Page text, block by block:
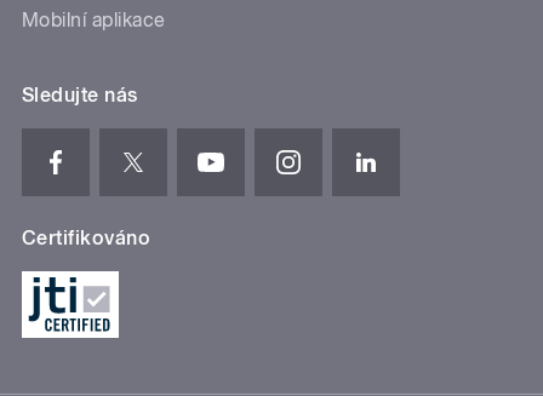
Mobilní aplikace
Sledujte nás
Certifikováno